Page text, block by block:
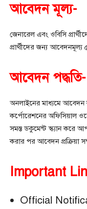
আবেদন মূল্য-
জেনারেল এবং ওবিসি
প্রার্থীদের জন্য আবেদনমূল্য
আবেদন পদ্ধতি-
অনলাইনের মাধ্যমে আবেদন
কর্পোরেশনের অফিসিয়াল
সমস্ত ডকুমেন্ট স্ক্যান
করার পর আবেদন প্রক্রিয়া
Important
Official